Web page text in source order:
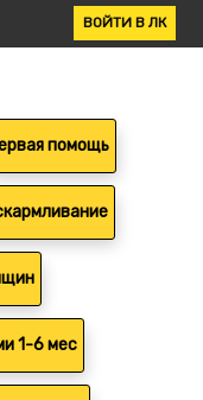
ВОЙТИ В ЛК
помощь
1-6 мес